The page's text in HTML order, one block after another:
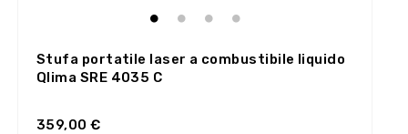
Stufa portatile laser a combustibile liquido
Qlima SRE 4035 C
359,00 €